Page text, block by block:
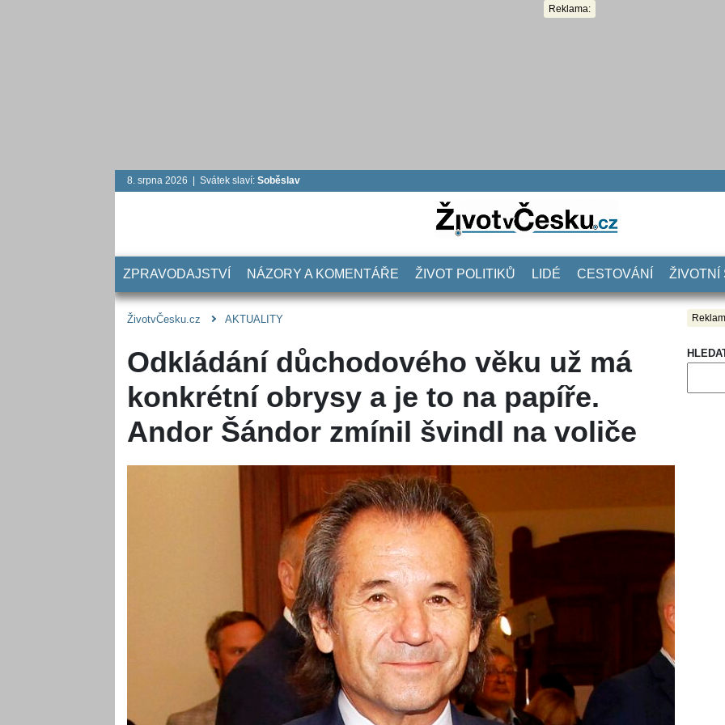
Reklama:
8. srpna 2026 | Svátek slaví: Soběslav
ZPRAVODAJSTVÍ NÁZORY A KOMENTÁŘE ŽIVOT POLITIKŮ LIDÉ CESTOVÁNÍ ŽIVOTNÍ
ŽivotvČesku.cz AKTUALITY
Odkládání důchodového věku už má
konkrétní obrysy a je to na papíře.
Andor Šándor zmínil švindl na voliče